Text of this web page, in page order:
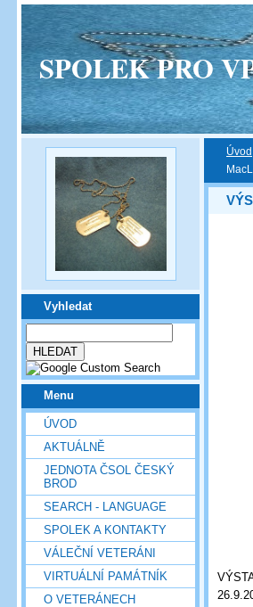
SPOLEK PRO
Vyhledat
Menu
ÚVOD
AKTUÁLNĚ
JEDNOTA ČSOL ČESKÝ
BROD
SEARCH - LANGUAGE
SPOLEK A KONTAKTY
VÁLEČNÍ VETERÁNI
VIRTUÁLNÍ PAMÁTNÍK
O VETERÁNECH
Úvod